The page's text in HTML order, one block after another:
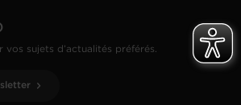
vos sujets d’actualités préférés.